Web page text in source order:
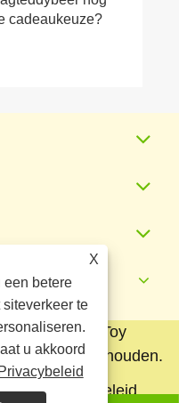
cadeaukeuze?
Yuankang Toy
voorbehouden.
Privacybeleid
X
een betere
te
u akkoord
Privacybeleid